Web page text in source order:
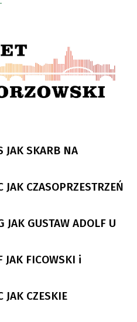
SKARB NA
CZASOPRZESTRZEŃ
GUSTAW ADOLF U
FICOWSKI i
CZESKIE